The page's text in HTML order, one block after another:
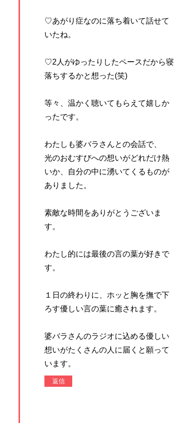
♡あがり症なのに落ち着いて話せて
いたね。
♡2人がゆったりしたペースだから寝
落ちするかと想った(笑)
等々、温かく聴いてもらえて嬉しか
ったです。
わたしも婆バラさんとの会話で、
光のおむすびへの想いがどれだけ熱
いか、自分の中に湧いてくるものが
ありました。
素敵な時間をありがとうございま
す。
わたし的には最後の言の葉が好きで
す。
１日の終わりに、ホッと胸を撫で下
ろす優しい言の葉に癒されます。
婆バラさんのラジオに込める優しい
想いがたくさんの人に届くと願って
います。
返信